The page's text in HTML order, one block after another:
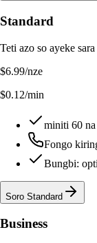
Standard
Teti azo so ayeke
$6.99/nze
$0.12/min
miniti 60
Fongo
Bungbi:
Soro Standard
Business